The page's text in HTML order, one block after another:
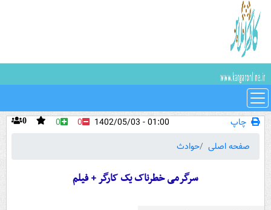
چاپ 0 0 0
01:00 - 1402/05/03
صفحه اصلی
حوادث
سرگرمی خطرناک یک کارگر + فیلم